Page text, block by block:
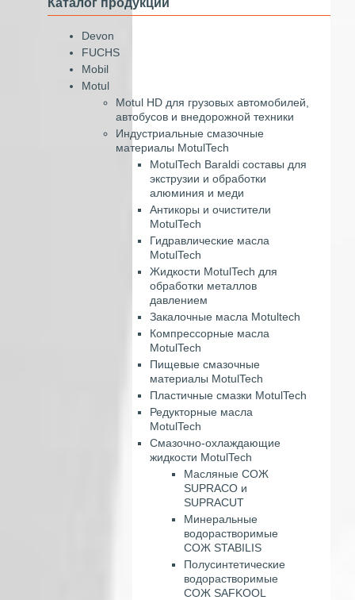
Devon
FUCHS
Mobil
Motul
Motul HD для грузовых автомобилей,
автобусов и внедорожной техники
Индустриальные смазочные
материалы MotulTech
MotulTech Baraldi составы для
экструзии и обработки
алюминия и меди
Антикоры и очистители
MotulTech
Гидравлические масла
MotulTech
Жидкости MotulTech для
обработки металлов
давлением
Закалочные масла Motultech
Компрессорные масла
MotulTech
Пищевые смазочные
материалы MotulTech
Пластичные смазки MotulTech
Редукторные масла
MotulTech
Смазочно-охлаждающие
жидкости MotulTech
Масляные СОЖ
SUPRACO и
SUPRACUT
Минеральные
водорастворимые
СОЖ STABILIS
Полусинтетические
водорастворимые
СОЖ SAFKOOL